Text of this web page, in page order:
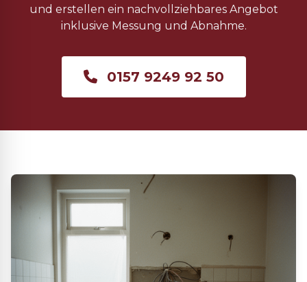
und erstellen ein nachvollziehbares Angebot
inklusive Messung und Abnahme.
0157 9249 92 50